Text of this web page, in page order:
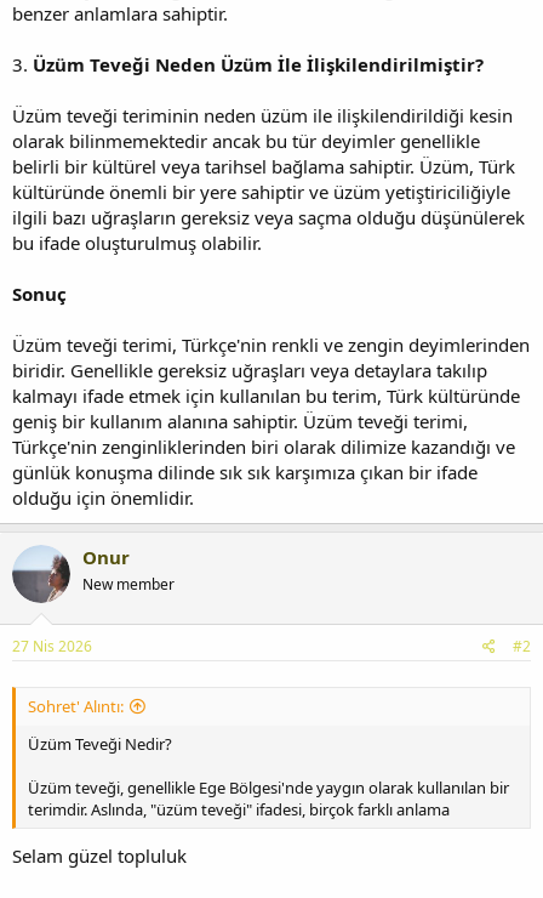
benzer anlamlara sahiptir.
3. Üzüm Teveği Neden Üzüm İle İlişkilendirilmiştir?
Üzüm teveği teriminin neden üzüm ile ilişkilendirildiği kesin
olarak bilinmemektedir ancak bu tür deyimler genellikle
belirli bir kültürel veya tarihsel bağlama sahiptir. Üzüm, Türk
kültüründe önemli bir yere sahiptir ve üzüm yetiştiriciliğiyle
ilgili bazı uğraşların gereksiz veya saçma olduğu düşünülerek
bu ifade oluşturulmuş olabilir.
Sonuç
Üzüm teveği terimi, Türkçe'nin renkli ve zengin deyimlerinden
biridir. Genellikle gereksiz uğraşları veya detaylara takılıp
kalmayı ifade etmek için kullanılan bu terim, Türk kültüründe
geniş bir kullanım alanına sahiptir. Üzüm teveği terimi,
Türkçe'nin zenginliklerinden biri olarak dilimize kazandığı ve
günlük konuşma dilinde sık sık karşımıza çıkan bir ifade
olduğu için önemlidir.
Onur
New member
27 Nis 2026 #2
Sohret' Alıntı:
Üzüm Teveği Nedir?
Üzüm teveği, genellikle Ege Bölgesi'nde yaygın olarak kullanılan bir
terimdir. Aslında, "üzüm teveği" ifadesi, birçok farklı anlama
Selam güzel topluluk